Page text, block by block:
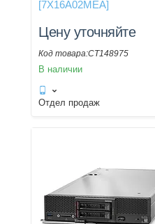
[7X16A02MEA]
Цену уточняйте
CT148975
В наличии
Отдел продаж